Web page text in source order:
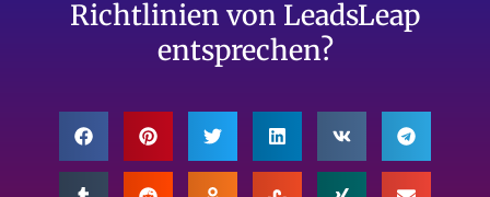
Richtlinien von LeadsLeap
entsprechen?